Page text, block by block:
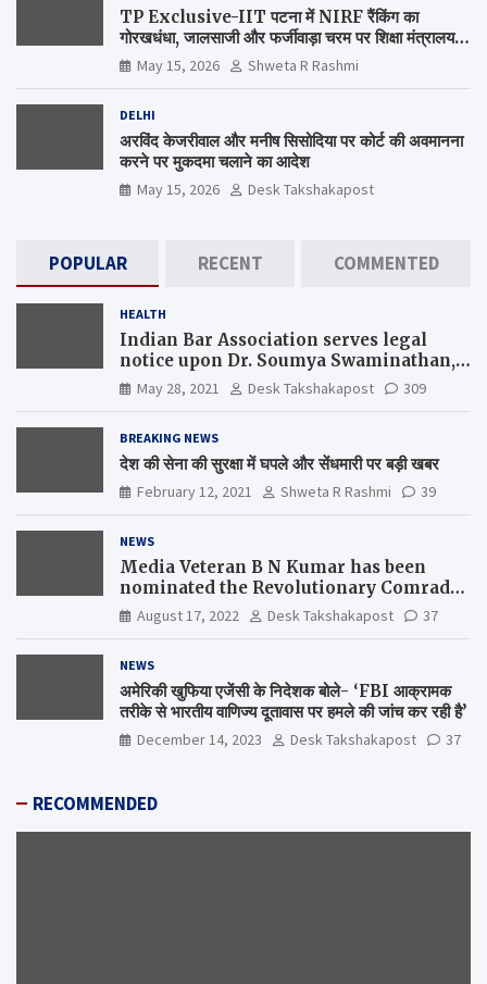
TP Exclusive-IIT पटना में NIRF रैंकिंग का
गोरखधंधा, जालसाजी और फर्जीवाड़ा चरम पर शिक्षा मंत्रालय
कब जागेगा ?
May 15, 2026 Shweta R Rashmi
DELHI
अरविंद केजरीवाल और मनीष सिसोदिया पर कोर्ट की अवमानना
करने पर मुकदमा चलाने का आदेश
May 15, 2026 Desk Takshakapost
POPULAR RECENT COMMENTED
HEALTH
Indian Bar Association serves legal
notice upon Dr. Soumya Swaminathan,
the Chief Scientist, WHO
May 28, 2021 Desk Takshakapost 309
BREAKING NEWS
देश की सेना की सुरक्षा में घपले और सेंधमारी पर बड़ी खबर
February 12, 2021 Shweta R Rashmi 39
NEWS
Media Veteran B N Kumar has been
nominated the Revolutionary Comrade
Shiv Varma Media Award 2022-23
August 17, 2022 Desk Takshakapost 37
NEWS
अमेरिकी खुफिया एजेंसी के निदेशक बोले- ‘FBI आक्रामक
तरीके से भारतीय वाणिज्य दूतावास पर हमले की जांच कर रही है’
December 14, 2023 Desk Takshakapost 37
RECOMMENDED